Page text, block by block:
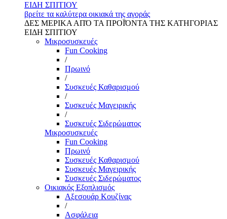
ΕΙΔΗ ΣΠΙΤΙΟΥ
βρείτε τα καλύτερα οικιακά της αγοράς
ΔΕΣ ΜΕΡΙΚΑ ΑΠΌ ΤΑ ΠΡΟΪΌΝΤΑ ΤΗΣ ΚΑΤΗΓΟΡΙΑΣ
ΕΙΔΗ ΣΠΙΤΙΟΥ
Μικροσυσκευές
Fun Cooking
/
Πρωινό
/
Συσκευές Καθαρισμού
/
Συσκευές Μαγειρικής
/
Συσκευές Σιδερώματος
Μικροσυσκευές
Fun Cooking
Πρωινό
Συσκευές Καθαρισμού
Συσκευές Μαγειρικής
Συσκευές Σιδερώματος
Οικιακός Εξοπλισμός
Αξεσουάρ Κουζίνας
/
Ασφάλεια